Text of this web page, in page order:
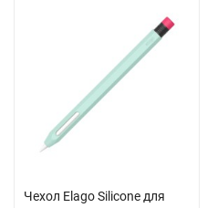
(PC),
Цвет: прозрачный
Чехол Elago Silicone для